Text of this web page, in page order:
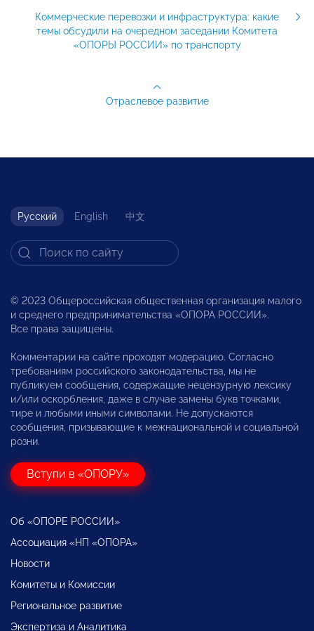
Коммерческие перевозки и инфраструктура: какие
темы обсудили на очередном заседании Комитета
«ОПОРЫ РОССИИ» по транспорту
Отраслевое развитие
Русский English 中文
© 2023 Общероссийская общественная организация малого
и среднего предпринимательства «ОПОРА РОССИИ».
Все права защищены.
Комментарии на сайте проходят модерацию. Согласно
требованиям российского законодательства, мы не
публикуем сообщения, содержащие нецензурную лексику
и/или оскорбления, даже в случае замены букв точками,
тире и любыми иными символами. Не допускаются
сообщения, призывающие к межнациональной и социальной
розни.
Вступи в «ОПОРУ»
Об «ОПОРЕ РОССИИ»
Ассоциация «НП «ОПОРА»
Новости
Комитеты и Комиссии
Региональное развитие
Экспертиза и Аналитика